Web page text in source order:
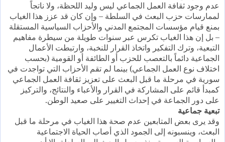
عدم وجود ثقافة العمل الجماعي ليس وليد اللحظة، ولا ناتجاً
لممارسات حزب البعث في السلطة – وإن كان قد عزز هذا الغياب
بمنع قيام مؤسسات المجتمع المدني والأحزاب السياسية المستقلة
– بل إن هذا الغياب تكرس عبر سنوات طويلة من سيطرة مفاهيم
التبعية، وترك التفكير واتخاذ القرار للنخبة، وارتبطت الأعمال
الجماعية دائماً بالتعصب للحزب أو الطائفة أو القومية (بحسب
اختلاف نوع العمل الجماعي) بينما لم تقم الأحزاب التي تواجدت في
سورية في مرحلة ما قبل البعث على تعزيز ثقافة العمل الجماعي
كمبدأ قائم على المشاركة في القرار والأعباء والنتائج، والتركيز
على دور الجماعة في إحداث التغيير على صعيد الوطن.
تبعية جماعية
وقد يرى بعض المتابعين عدم صحة هذا الغياب في مرحلة ما قبل
البعث، وينسبونه إلى الجمود الذي أصاب الحياة الاجتماعية